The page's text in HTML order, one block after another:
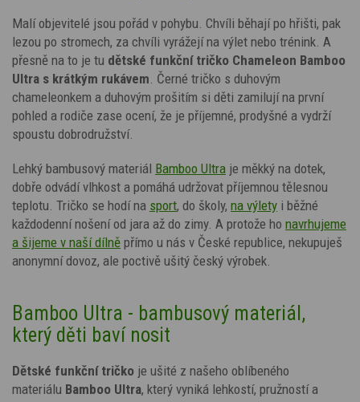
Malí objevitelé jsou pořád v pohybu. Chvíli běhají po hřišti, pak
lezou po stromech, za chvíli vyrážejí na výlet nebo trénink. A
přesně na to je tu dětské funkční tričko Chameleon Bamboo
Ultra s krátkým rukávem . Černé tričko s duhovým
chameleonkem a duhovým prošitím si děti zamilují na první
pohled a rodiče zase ocení, že je příjemné, prodyšné a vydrží
spoustu dobrodružství.
Lehký bambusový materiál Bamboo Ultra je měkký na dotek,
dobře odvádí vlhkost a pomáhá udržovat příjemnou tělesnou
teplotu. Tričko se hodí na sport, do školy, na výlety i běžné
každodenní nošení od jara až do zimy. A protože ho navrhujeme
a šijeme v naší dílně přímo u nás v České republice, nekupuješ
anonymní dovoz, ale poctivě ušitý český výrobek.
Bamboo Ultra - bambusový materiál,
který děti baví nosit
Dětské funkční tričko je ušité z našeho oblíbeného
materiálu Bamboo Ultra, který vyniká lehkostí, pružností a